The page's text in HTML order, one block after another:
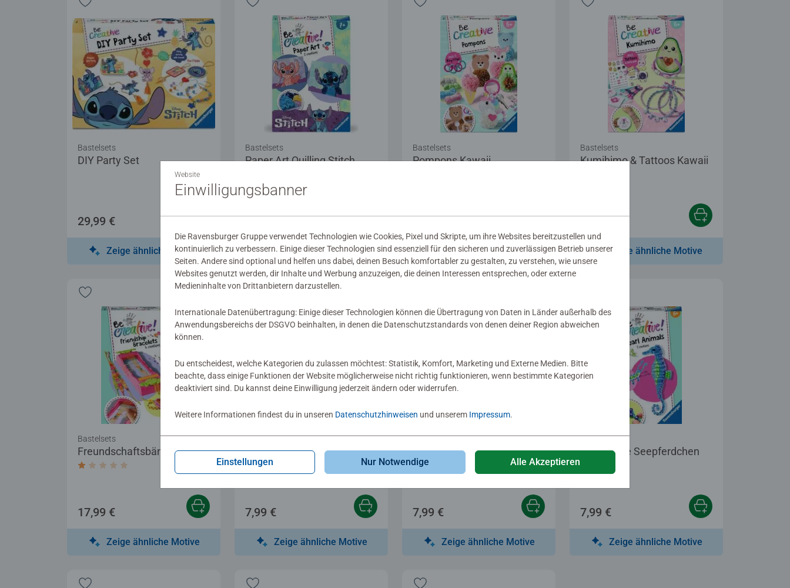
DIY Party Set
Bastelsets
29,99 €
Zeige ähnliche Motive
Paper Art Quilling Stitch
Bastelsets
19,99 €
Zeige ähnliche Motive
Pompons Kawaii
Bastelsets
17,99 €
Zeige ähnliche Motive
Kumihimo & Tattoos Kawaii
Bastelsets
17,99 €
Zeige ähnliche Motive
Freundschaftsbändchen
Durchschnittliche Bewertung 1,0 von 5 Sternen.
Bastelsets
17,99 €
Zeige ähnliche Motive
Bastelset
Freundschaftsbändchen &
Tattoos
Bastelsets
7,99 €
Zeige ähnliche Motive
Perlentiere Schmetterlinge
Bastelsets
7,99 €
Zeige ähnliche Motive
Perlentiere Seepferdchen
Bastelsets
7,99 €
Zeige ähnliche Motive
Website
Einwilligungsbanner
Die Ravensburger Gruppe verwendet Technologien wie Cookies, Pixel und Skripte, um ihre Websites bereitzustellen und
kontinuierlich zu verbessern. Einige dieser Technologien sind essenziell für den sicheren und zuverlässigen Betrieb unserer
Seiten. Andere sind optional und helfen uns dabei, deinen Besuch komfortabler zu gestalten, zu verstehen, wie unsere
Websites genutzt werden, dir Inhalte und Werbung anzuzeigen, die deinen Interessen entsprechen, oder externe
Medieninhalte von Drittanbietern darzustellen.
Internationale Datenübertragung: Einige dieser Technologien können die Übertragung von Daten in Länder außerhalb des
Anwendungsbereichs der DSGVO beinhalten, in denen die Datenschutzstandards von denen deiner Region abweichen
können.
Du entscheidest, welche Kategorien du zulassen möchtest: Statistik, Komfort, Marketing und Externe Medien. Bitte
beachte, dass einige Funktionen der Website möglicherweise nicht richtig funktionieren, wenn bestimmte Kategorien
deaktiviert sind. Du kannst deine Einwilligung jederzeit ändern oder widerrufen.
Weitere Informationen findest du in unseren Datenschutzhinweisen und unserem Impressum.
Einstellungen Nur Notwendige Alle Akzeptieren